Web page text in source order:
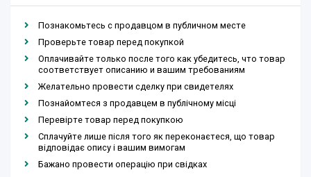
Познакомьтесь с продавцом в публичном месте
Проверьте товар перед покупкой
Оплачивайте только после того как убедитесь, что товар
соответствует описанию и вашим требованиям
Желательно провести сделку при свидетелях
Познайомтеся з продавцем в публічному місці
Перевірте товар перед покупкою
Сплачуйте лише після того як переконаєтеся, що товар
відповідає опису і вашим вимогам
Бажано провести операцію при свідках